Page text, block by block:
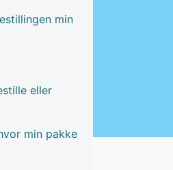
min
eller
min pakke